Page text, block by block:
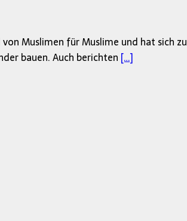
Muslimen für Muslime und hat
bauen. Auch berichten […]